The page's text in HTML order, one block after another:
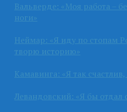
Вальверде: «Моя работа –
ноги»
Неймар: «Я иду по стопам
творю историю»
Камавинга: «Я так счастлив,
Левандовский: «Я бы отдал